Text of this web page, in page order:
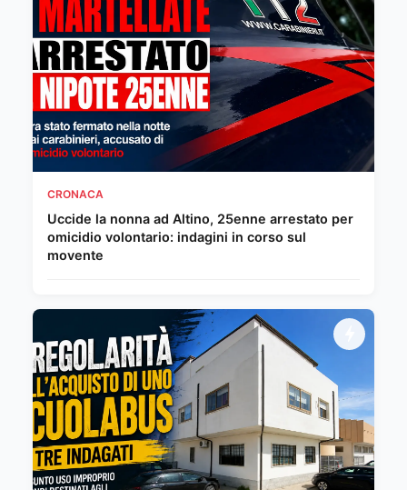
CRONACA
Uccide la nonna ad Altino, 25enne arrestato per
omicidio volontario: indagini in corso sul
movente